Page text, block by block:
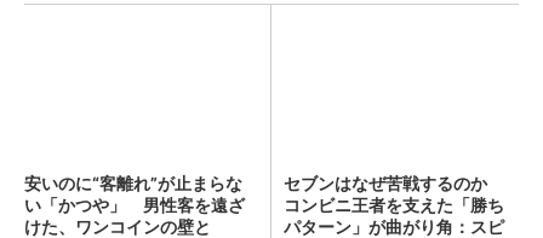
安いのに“客離れ”が止まらな
い「かつや」 男性客を遠ざ
けた、ワンコインの壁と
セブンはなぜ苦戦するのか
コンビニ王者を支えた「勝ち
パターン」が曲がり角：スピ